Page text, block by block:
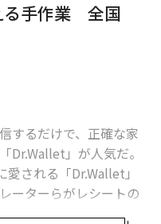
る手作業 全国
するだけで、正確な家
Dr.Wallet」が人気だ。
される「Dr.Wallet」
ーターらがレシートの
ータ入力を行っている